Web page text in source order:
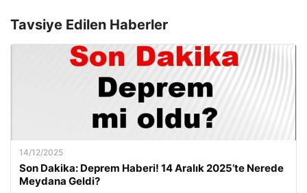
Tavsiye Edilen Haberler
14/12/2025
Son Dakika: Deprem Haberi! 14 Aralık 2025’te Nerede
Meydana Geldi?